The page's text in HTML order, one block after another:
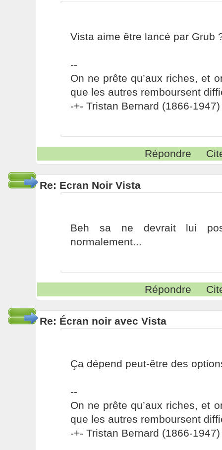
Vista aime être lancé par Grub
--
On ne prête qu’aux riches, et
que les autres remboursent
-+- Tristan Bernard (1866-1947)
Répondre
Re: Ecran Noir Vista
Beh sa ne devrait lui
normalement...
Répondre
Re: Écran noir avec Vista
Ça dépend peut-être des
--
On ne prête qu’aux riches, et
que les autres remboursent
-+- Tristan Bernard (1866-1947)